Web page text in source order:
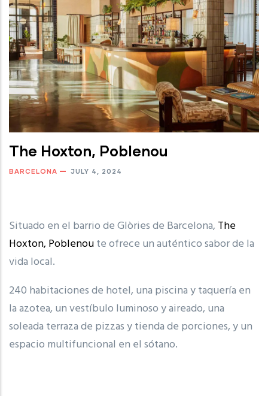
The Hoxton, Poblenou
BARCELONA JULY 4, 2024
Situado en el barrio de Glòries de Barcelona, The
Hoxton, Poblenoute ofrece un auténtico sabor de la
vida local.
240 habitaciones de hotel, una piscina y taquería en
la azotea, un vestíbulo luminoso y aireado, una
soleada terraza de pizzas y tienda de porciones, y un
espacio multifuncional en el sótano.